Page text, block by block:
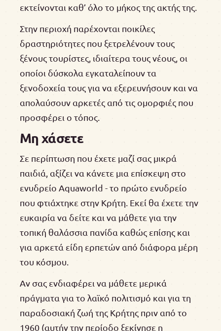
εκτείνονται καθ’ όλο το μήκος της ακτής της.
Στην περιοχή παρέχονται ποικίλες
δραστηριότητες που ξετρελένουν τους
ξένους τουρίστες, ιδιαίτερα τους νέους, οι
οποίοι δύσκολα εγκαταλείπουν τα
ξενοδοχεία τους για να εξερευνήσουν και να
απολαύσουν αρκετές από τις ομορφιές που
προσφέρει ο τόπος.
Μη χάσετε
Σε περίπτωση που έχετε μαζί σας μικρά
παιδιά, αξίζει να κάνετε μια επίσκεψη στο
ενυδρείο Aquaworld - το πρώτο ενυδρείο
που φτιάχτηκε στην Κρήτη. Εκεί θα έχετε την
ευκαιρία να δείτε και να μάθετε για την
τοπική θαλάσσια πανίδα καθώς επίσης και
για αρκετά είδη ερπετών από διάφορα μέρη
του κόσμου.
Αν σας ενδιαφέρει να μάθετε μερικά
πράγματα για το λαϊκό πολιτισμό και για τη
παραδοσιακή ζωή της Κρήτης πριν από το
1960 (αυτήν την περίοδο ξεκίνησε η